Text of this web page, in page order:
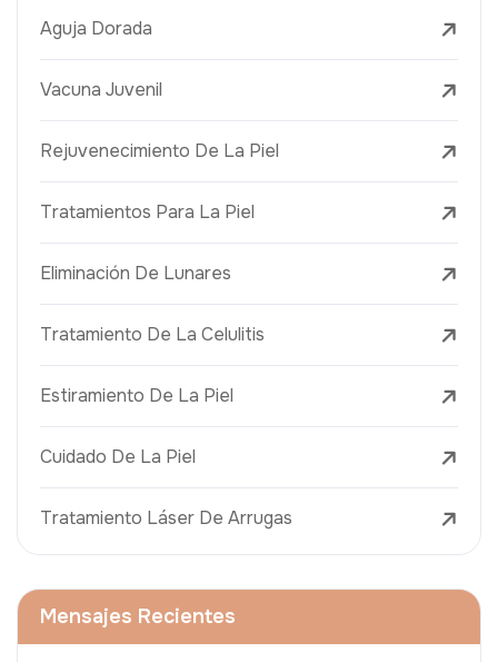
Aguja Dorada
Vacuna Juvenil
Rejuvenecimiento De La Piel
Tratamientos Para La Piel
Eliminación De Lunares
Tratamiento De La Celulitis
Estiramiento De La Piel
Cuidado De La Piel
Tratamiento Láser De Arrugas
Mensajes Recientes